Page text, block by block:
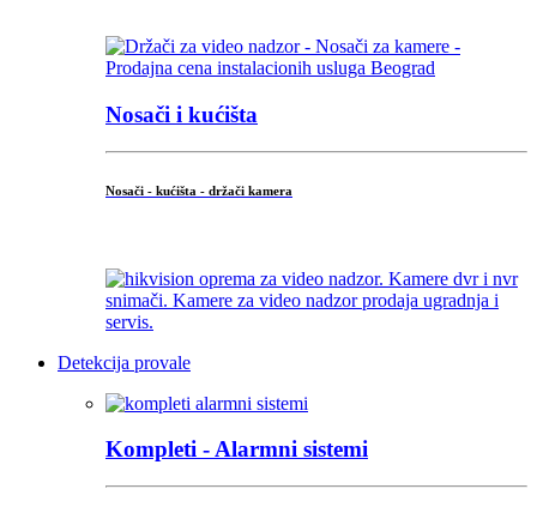
Nosači i kućišta
Nosači - kućišta - držači kamera
Detekcija provale
Kompleti - Alarmni sistemi